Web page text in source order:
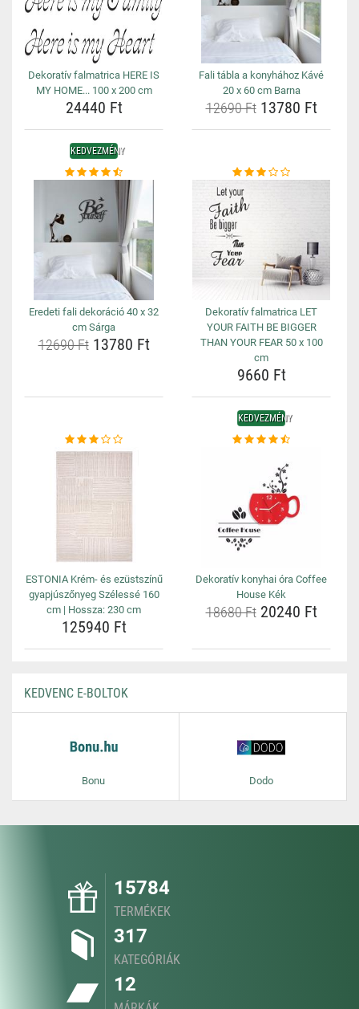
Dekoratív falmatrica HERE IS
MY HOME... 100 x 200 cm
24440 Ft
Fali tábla a konyhához Kávé
20 x 60 cm Barna
12690 Ft13780 Ft
KEDVEZMÉNY
Eredeti fali dekoráció 40 x 32
cm Sárga
12690 Ft13780 Ft
Dekoratív falmatrica LET
YOUR FAITH BE BIGGER
THAN YOUR FEAR 50 x 100
cm
9660 Ft
ESTONIA Krém- és ezüstszínű
gyapjúszőnyeg Szélessé 160
cm | Hossza: 230 cm
125940 Ft
KEDVEZMÉNY
Dekoratív konyhai óra Coffee
House Kék
18680 Ft20240 Ft
KEDVENC E-BOLTOK
Bonu Dodo
15784
TERMÉKEK
317
KATEGÓRIÁK
12